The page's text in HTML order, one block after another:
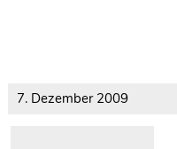
7. Dezember 2009